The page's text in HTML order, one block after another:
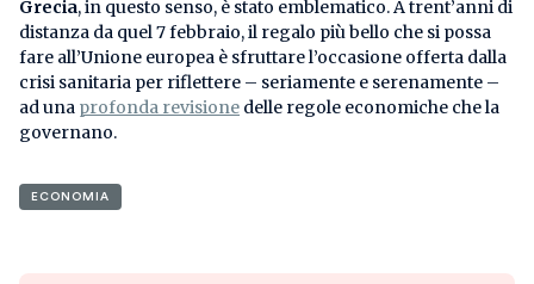
Grecia, in questo senso, è stato emblematico. A trent’anni di
distanza da quel 7 febbraio, il regalo più bello che si possa
fare all’Unione europea è sfruttare l’occasione offerta dalla
crisi sanitaria per riflettere – seriamente e serenamente –
ad una profonda revisione delle regole economiche che la
governano.
ECONOMIA